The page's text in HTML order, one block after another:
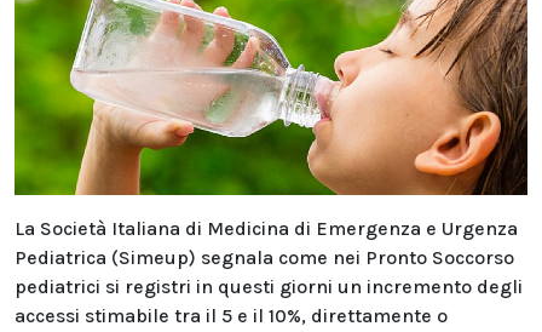
La Società Italiana di Medicina di Emergenza e Urgenza
Pediatrica (Simeup) segnala come nei Pronto Soccorso
pediatrici si registri in questi giorni un incremento degli
accessi stimabile tra il 5 e il 10%, direttamente o